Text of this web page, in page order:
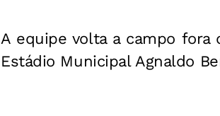
A equipe volta a campo fora
Estádio Municipal Agnaldo